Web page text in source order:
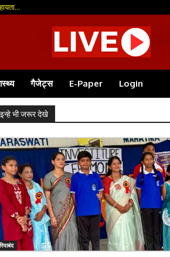
गैजेट्स E-Paper Login
इन्हे भी जरूर देखे